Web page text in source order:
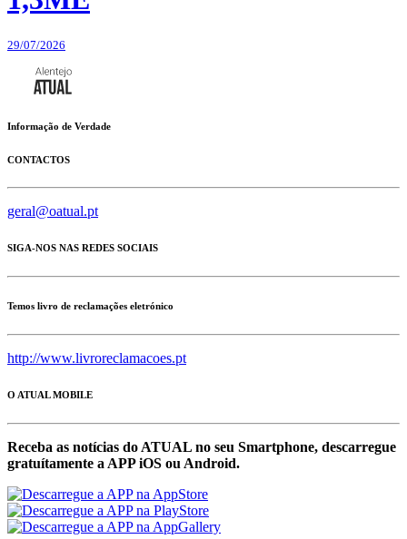
29/07/2026
Informação de Verdade
CONTACTOS
geral@oatual.pt
SIGA-NOS NAS REDES SOCIAIS
Temos livro de reclamações eletrónico
http://www.livroreclamacoes.pt
O ATUAL MOBILE
Receba as notícias do ATUAL no seu Smartphone, descarregue
gratuítamente a APP iOS ou Android.